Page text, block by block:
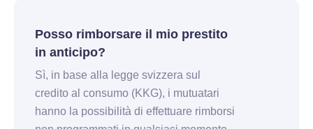
Posso rimborsare il mio prestito
in anticipo?
Sì, in base alla legge svizzera sul
credito al consumo (KKG), i mutuatari
hanno la possibilità di effettuare rimborsi